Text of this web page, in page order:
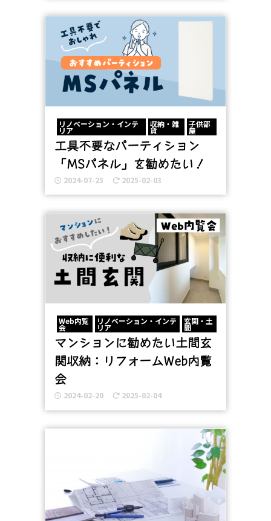
リノベーション・インテ
リア
収納・雑
貨
子供部
屋
工具不要なパーティション
「MSパネル」を勧めたい！
2024-07-25 2025-02-03
Web内覧
会
リノベーション・インテ
リア
玄関・土
間
マンションに勧めたい土間玄
関収納：リフォームWeb内覧
会
2024-02-20 2025-02-04